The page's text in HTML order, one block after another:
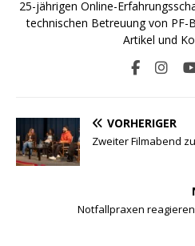
25-jährigen Online-
technischen Betreuung von PF-
Artikel und
VORHERIGER
Zweiter Filmabend
Notfallpraxen